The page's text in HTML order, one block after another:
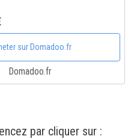
sur Domadoo.fr
Domadoo.fr
par cliquer sur :